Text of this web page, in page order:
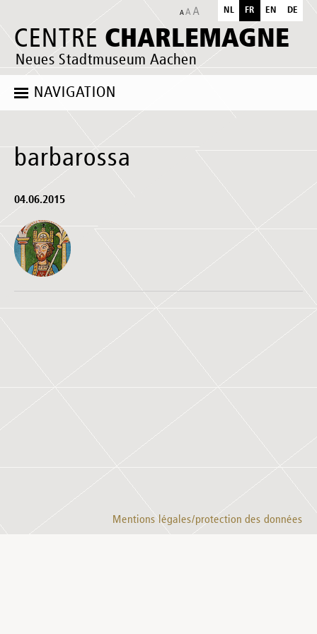
CENTRE CHARLEMAGNE
Neues Stadtmuseum Aachen
NL FR EN DE
NAVIGATION
barbarossa
04.06.2015
Mentions légales/protection des données